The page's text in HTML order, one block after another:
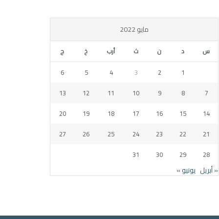
مايو 2022
س د ن ث أرب خ ج
1
2
3
4
5
6
7
8
9
10
11
12
13
14
15
16
17
18
19
20
21
22
23
24
25
26
27
28
29
30
31
« أبريل يونيو »